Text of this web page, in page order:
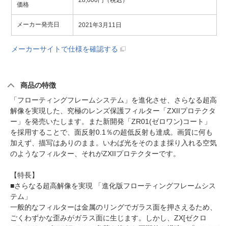
価格
メーカー発売日 2021年3月11日
メーカーサイトで仕様を確認する
商品の特徴
「フローティングフレームシステム」を進化させ、さらなる超高
解像を実現した、究極のレンズ保護フィルター「ZXIIプロテクタ
ー」を発売いたします。また新開発「ZR01(ゼロワン)コート」
を採用することで、面反射0.1％の超低反射も達成。画質に何も
加えず、描写はありのまま。いわば光をそのまま採り入れる空気
のようなフィルター、それがZXIIプロテクターです。
【特長】
■さらなる超高解像を実現 「進化版フローティングフレームシス
テム」
一般的なフィルターは金属のリングでガラス面を押さえるため、
ごくわずかな歪みがガラス面に生じます。しかし、ZX[ゼクロ